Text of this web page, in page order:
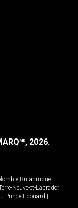
MD, 2026.
Britannique
Neuve-et-Labrador
Prince-Édouard